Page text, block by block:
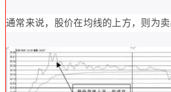
通常来说，股价在均线的上方，则为卖